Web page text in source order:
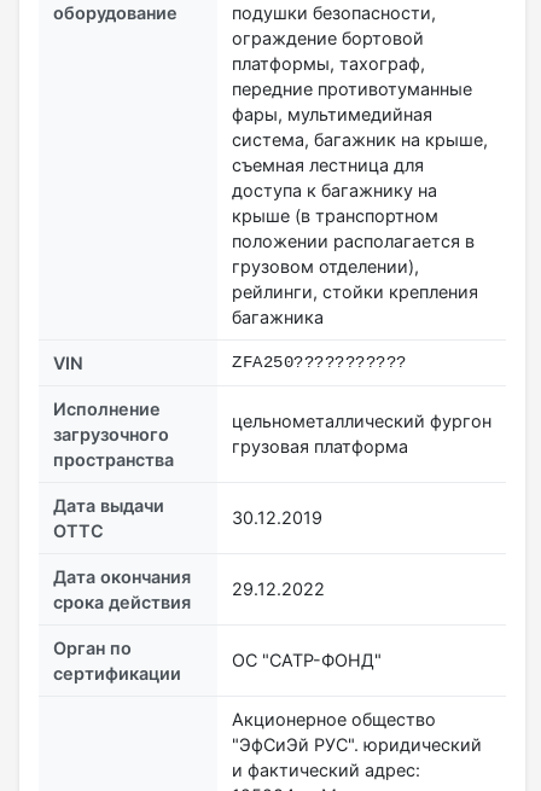
оборудование
подушки безопасности,
ограждение бортовой
платформы, тахограф,
передние противотуманные
фары, мультимедийная
система, багажник на крыше,
съемная лестница для
доступа к багажнику на
крыше (в транспортном
положении располагается в
грузовом отделении),
рейлинги, стойки крепления
багажника
VIN ZFA250???????????
Исполнение
загрузочного
пространства
цельнометаллический фургон
грузовая платформа
Дата выдачи
ОТТС
30.12.2019
Дата окончания
срока действия
29.12.2022
Орган по
сертификации
ОС "САТР-ФОНД"
Акционерное общество
"ЭфСиЭй РУС". юридический
и фактический адрес: